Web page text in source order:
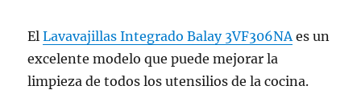
ElLavavajillas Integrado Balay 3VF306NA es un
excelente modelo que puede mejorar la
limpieza de todos los utensilios de la cocina.